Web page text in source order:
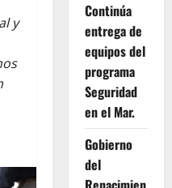
y
Continúa
entrega de
equipos del
programa
Seguridad
en el Mar.
Gobierno
del